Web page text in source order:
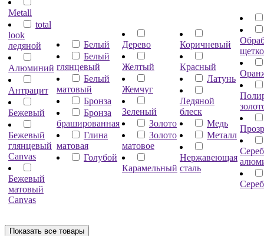
Metall
total
look
ледяной
Алюминий
Антрацит
Бежевый
Бежевый
глянцевый
Canvas
Бежевый
матовый
Canvas
Белый
Белый
глянцевый
Белый
матовый
Бронза
Бронза
брашированная
Глина
матовая
Голубой
Дерево
Желтый
Жемчуг
Зеленый
Золото
Золото
матовое
Карамельный
Коричневый
Красный
Латунь
Ледяной
блеск
Медь
Металл
Нержавеющая
сталь